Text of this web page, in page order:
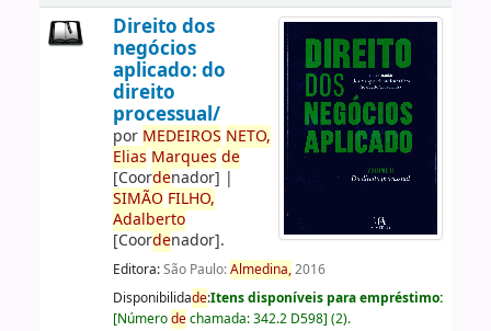
Direito dos
negócios
aplicado: do
direito
processual/
por MEDEIROS NETO,
Elias Marques de
[Coordenador] |
SIMÃO FILHO,
Adalberto
[Coordenador].
Editora:São Paulo:Almedina,2016
Disponibilidade:Itens disponíveis para empréstimo:
[Númerodechamada:342.2 D598] (2).